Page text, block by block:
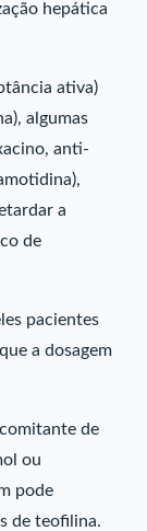
hepática
ativa)
algumas
anti-
a
de
pacientes
a dosagem
de
ou
pode
de teofilina.